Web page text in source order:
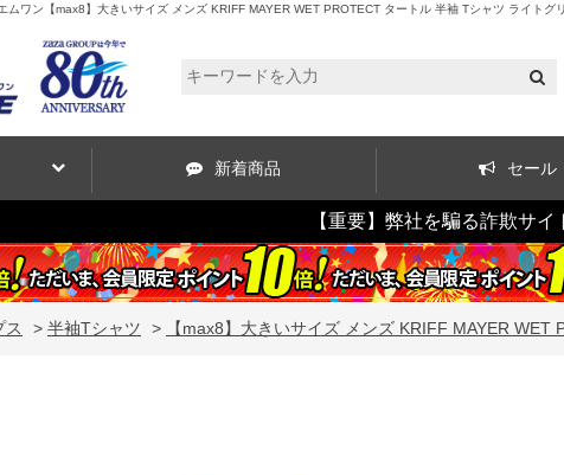
ムワン【max8】大きいサイズ メンズ KRIFF MAYER WET PROTECT タートル 半袖 Tシャツ ライト
新着商品 セール
【重要】弊社を騙る詐欺サ
ス > 半袖Tシャツ > 【max8】大きいサイズ メンズ KRIFF MAYER